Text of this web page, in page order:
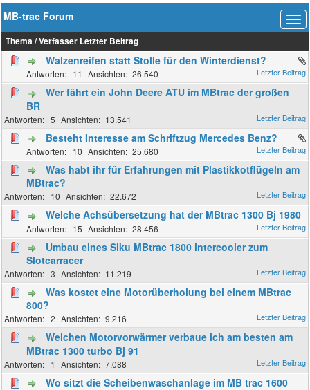
MB-trac Forum
Thema /Verfasser Letzter Beitrag
Walzenreifen statt Stolle für den Winterdienst?
11 26.540
Wer fährt ein John Deere ATU im MBtrac der großen
BR
5 13.541
Besteht Interesse am Schriftzug Mercedes Benz?
10 25.680
Was habt ihr für Erfahrungen mit Plastikkotflügeln am
MBtrac?
10 22.672
Welche Achsübersetzung hat der MBtrac 1300 Bj 1980
15 28.456
Umbau eines Siku MBtrac 1800 intercooler zum
Slotcarracer
3 11.219
Was kostet eine Motorüberholung bei einem MBtrac
800?
2 9.216
Welchen Motorvorwärmer verbaue ich am besten am
MBtrac 1300 turbo Bj 91
1 7.088
Wo sitzt die Scheibenwaschanlage im MB trac 1600